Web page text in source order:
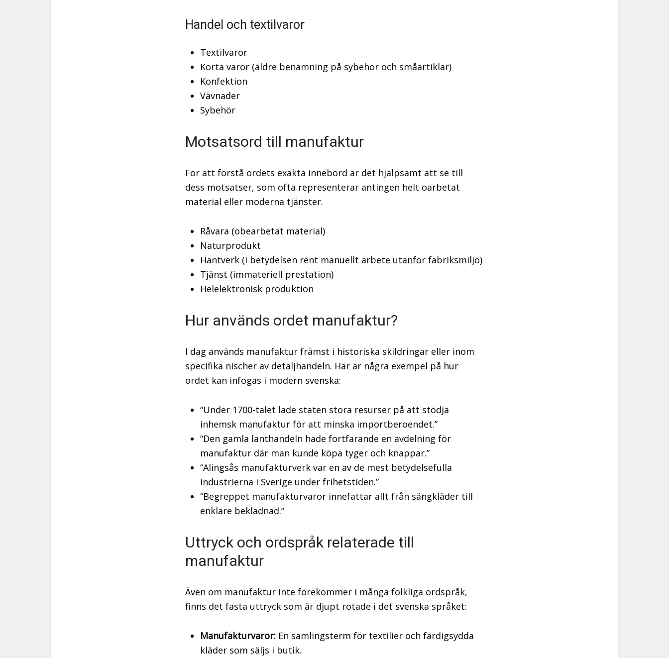
Handel och textilvaror
Textilvaror
Korta varor (äldre benämning på sybehör och småartiklar)
Konfektion
Vävnader
Sybehör
Motsatsord till manufaktur
För att förstå ordets exakta innebörd är det hjälpsamt att se till
dess motsatser, som ofta representerar antingen helt oarbetat
material eller moderna tjänster.
Råvara (obearbetat material)
Naturprodukt
Hantverk (i betydelsen rent manuellt arbete utanför fabriksmiljö)
Tjänst (immateriell prestation)
Helelektronisk produktion
Hur används ordet manufaktur?
I dag används manufaktur främst i historiska skildringar eller inom
specifika nischer av detaljhandeln. Här är några exempel på hur
ordet kan infogas i modern svenska:
“Under 1700-talet lade staten stora resurser på att stödja
inhemsk manufaktur för att minska importberoendet.”
“Den gamla lanthandeln hade fortfarande en avdelning för
manufaktur där man kunde köpa tyger och knappar.”
“Alingsås manufakturverk var en av de mest betydelsefulla
industrierna i Sverige under frihetstiden.”
“Begreppet manufakturvaror innefattar allt från sängkläder till
enklare beklädnad.”
Uttryck och ordspråk relaterade till
manufaktur
Även om manufaktur inte förekommer i många folkliga ordspråk,
finns det fasta uttryck som är djupt rotade i det svenska språket:
Manufakturvaror: En samlingsterm för textilier och färdigsydda
kläder som säljs i butik.